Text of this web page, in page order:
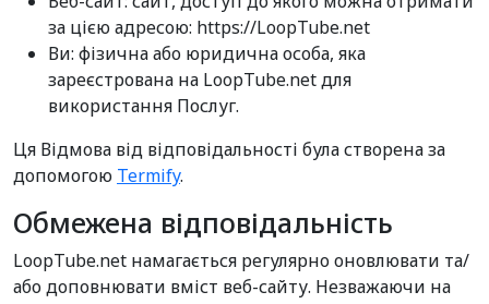
за цією адресою: https://LoopTube.net
Ви: фізична або юридична особа, яка
зареєстрована на LoopTube.net для
використання Послуг.
Ця Відмова від відповідальності була створена за
допомогою Termify.
Обмежена відповідальність
LoopTube.net намагається регулярно оновлювати та/
або доповнювати вміст веб-сайту. Незважаючи на